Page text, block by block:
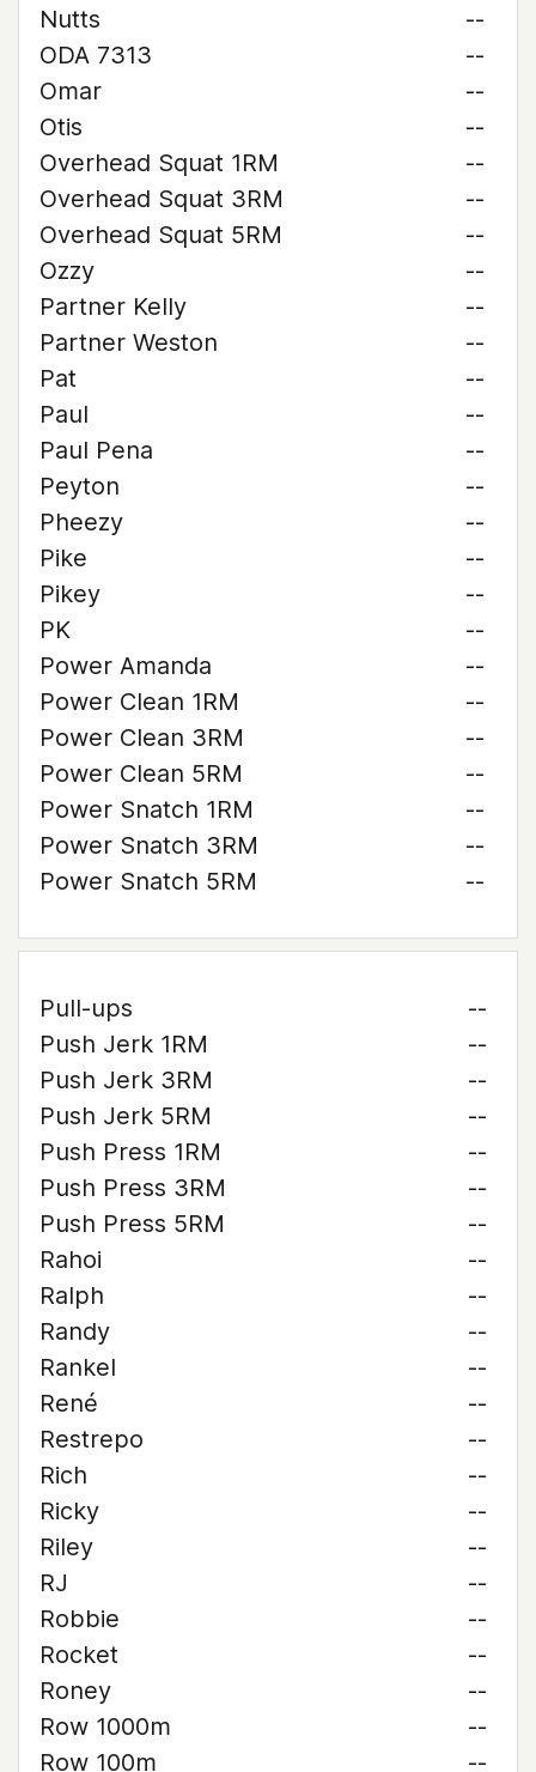
Nutts
--
ODA 7313
--
Omar
--
Otis
--
Overhead Squat 1RM
--
Overhead Squat 3RM
--
Overhead Squat 5RM
--
Ozzy
--
Partner Kelly
--
Partner Weston
--
Pat
--
Paul
--
Paul Pena
--
Peyton
--
Pheezy
--
Pike
--
Pikey
--
PK
--
Power Amanda
--
Power Clean 1RM
--
Power Clean 3RM
--
Power Clean 5RM
--
Power Snatch 1RM
--
Power Snatch 3RM
--
Power Snatch 5RM
--
Pull-ups
--
Push Jerk 1RM
--
Push Jerk 3RM
--
Push Jerk 5RM
--
Push Press 1RM
--
Push Press 3RM
--
Push Press 5RM
--
Rahoi
--
Ralph
--
Randy
--
Rankel
--
René
--
Restrepo
--
Rich
--
Ricky
--
Riley
--
RJ
--
Robbie
--
Rocket
--
Roney
--
Row 1000m
--
Row 100m
--